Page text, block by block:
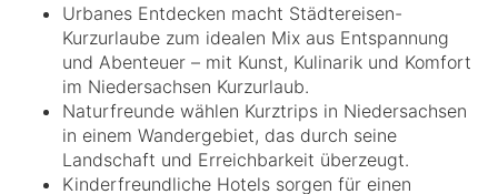
Urbanes Entdecken macht Städtereisen-
Kurzurlaube zum idealen Mix aus Entspannung
und Abenteuer – mit Kunst, Kulinarik und Komfort
im Niedersachsen Kurzurlaub.
Naturfreunde wählen Kurztrips in Niedersachsen
in einem Wandergebiet, das durch seine
Landschaft und Erreichbarkeit überzeugt.
Kinderfreundliche Hotels sorgen für einen